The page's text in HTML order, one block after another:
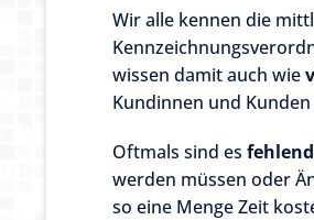
Wir alle kennen die
wissen damit auch wie
Kundinnen und
Oftmals sind es
werden müssen oder
so eine Menge Zeit